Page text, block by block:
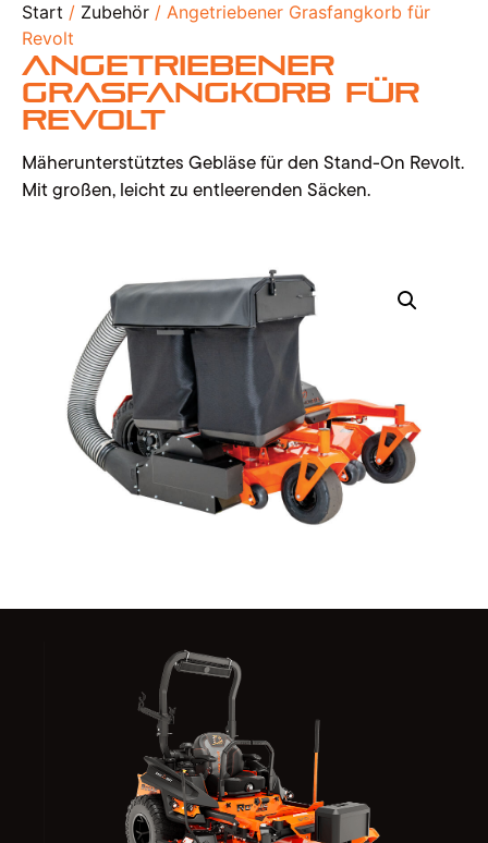
Start / Zubehör / Angetriebener Grasfangkorb für
Revolt
Angetriebener
Grasfangkorb für
Revolt
Mäherunterstütztes Gebläse für den Stand-On Revolt.
Mit großen, leicht zu entleerenden Säcken.